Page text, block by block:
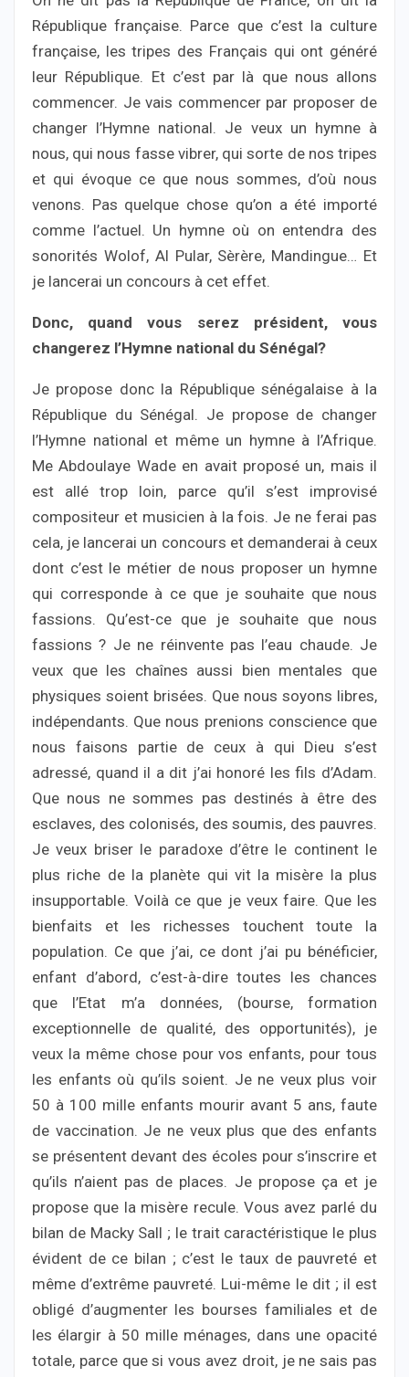
République française. Parce que c’est la culture
française, les tripes des Français qui ont généré
leur République. Et c’est par là que nous allons
commencer. Je vais commencer par proposer de
changer l’Hymne national. Je veux un hymne à
nous, qui nous fasse vibrer, qui sorte de nos tripes
et qui évoque ce que nous sommes, d’où nous
venons. Pas quelque chose qu’on a été importé
comme l’actuel. Un hymne où on entendra des
sonorités Wolof, Al Pular, Sèrère, Mandingue… Et
je lancerai un concours à cet effet.
Donc, quand vous serez président, vous
changerez l’Hymne national du Sénégal?
Je propose donc la République sénégalaise à la
République du Sénégal. Je propose de changer
l’Hymne national et même un hymne à l’Afrique.
Me Abdoulaye Wade en avait proposé un, mais il
est allé trop loin, parce qu’il s’est improvisé
compositeur et musicien à la fois. Je ne ferai pas
cela, je lancerai un concours et demanderai à ceux
dont c’est le métier de nous proposer un hymne
qui corresponde à ce que je souhaite que nous
fassions. Qu’est-ce que je souhaite que nous
fassions ? Je ne réinvente pas l’eau chaude. Je
veux que les chaînes aussi bien mentales que
physiques soient brisées. Que nous soyons libres,
indépendants. Que nous prenions conscience que
nous faisons partie de ceux à qui Dieu s’est
adressé, quand il a dit j’ai honoré les fils d’Adam.
Que nous ne sommes pas destinés à être des
esclaves, des colonisés, des soumis, des pauvres.
Je veux briser le paradoxe d’être le continent le
plus riche de la planète qui vit la misère la plus
insupportable. Voilà ce que je veux faire. Que les
bienfaits et les richesses touchent toute la
population. Ce que j’ai, ce dont j’ai pu bénéficier,
enfant d’abord, c’est-à-dire toutes les chances
que l’Etat m’a données, (bourse, formation
exceptionnelle de qualité, des opportunités), je
veux la même chose pour vos enfants, pour tous
les enfants où qu’ils soient. Je ne veux plus voir
50 à 100 mille enfants mourir avant 5 ans, faute
de vaccination. Je ne veux plus que des enfants
se présentent devant des écoles pour s’inscrire et
qu’ils n’aient pas de places. Je propose ça et je
propose que la misère recule. Vous avez parlé du
bilan de Macky Sall ; le trait caractéristique le plus
évident de ce bilan ; c’est le taux de pauvreté et
même d’extrême pauvreté. Lui-même le dit ; il est
obligé d’augmenter les bourses familiales et de
les élargir à 50 mille ménages, dans une opacité
totale, parce que si vous avez droit, je ne sais pas